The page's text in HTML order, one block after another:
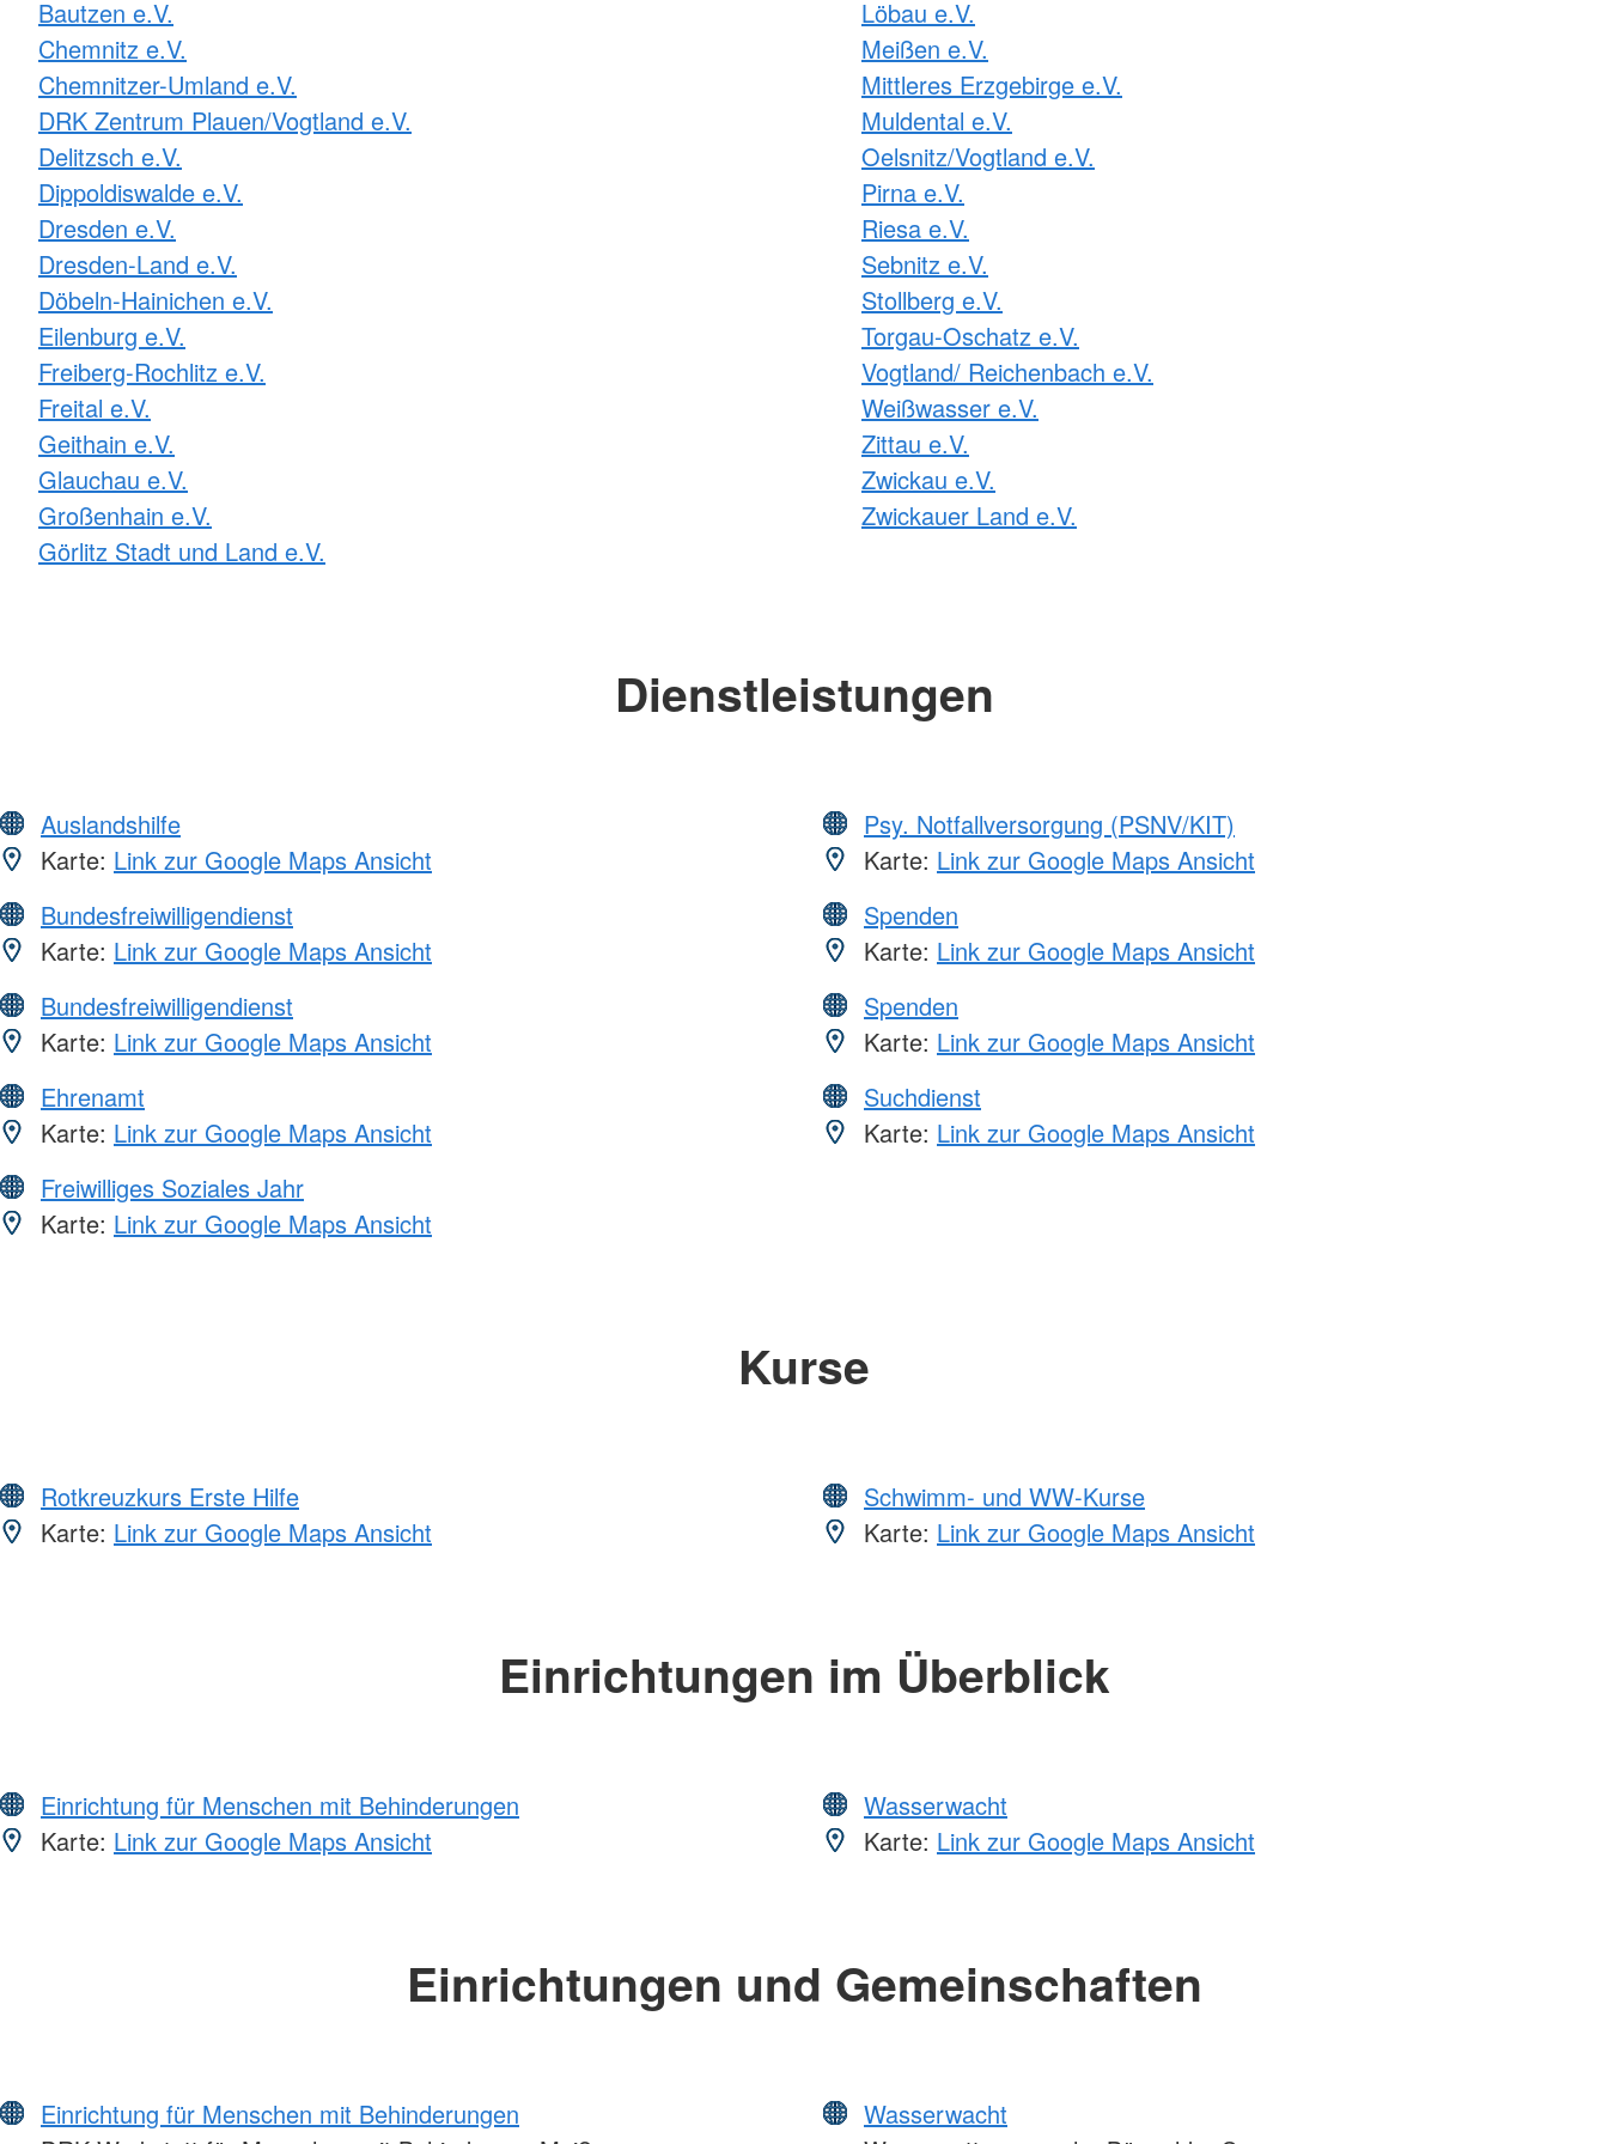
Bautzen e.V.
Chemnitz e.V.
Chemnitzer-Umland e.V.
DRK Zentrum Plauen/Vogtland e.V.
Delitzsch e.V.
Dippoldiswalde e.V.
Dresden e.V.
Dresden-Land e.V.
Döbeln-Hainichen e.V.
Eilenburg e.V.
Freiberg-Rochlitz e.V.
Freital e.V.
Geithain e.V.
Glauchau e.V.
Großenhain e.V.
Görlitz Stadt und Land e.V.
Löbau e.V.
Meißen e.V.
Mittleres Erzgebirge e.V.
Muldental e.V.
Oelsnitz/Vogtland e.V.
Pirna e.V.
Riesa e.V.
Sebnitz e.V.
Stollberg e.V.
Torgau-Oschatz e.V.
Vogtland/ Reichenbach e.V.
Weißwasser e.V.
Zittau e.V.
Zwickau e.V.
Zwickauer Land e.V.
Dienstleistungen
Auslandshilfe
Karte: Link zur Google Maps Ansicht
Bundesfreiwilligendienst
Karte: Link zur Google Maps Ansicht
Bundesfreiwilligendienst
Karte: Link zur Google Maps Ansicht
Ehrenamt
Karte: Link zur Google Maps Ansicht
Freiwilliges Soziales Jahr
Karte: Link zur Google Maps Ansicht
Psy. Notfallversorgung (PSNV/KIT)
Karte: Link zur Google Maps Ansicht
Spenden
Karte: Link zur Google Maps Ansicht
Spenden
Karte: Link zur Google Maps Ansicht
Suchdienst
Karte: Link zur Google Maps Ansicht
Kurse
Rotkreuzkurs Erste Hilfe
Karte: Link zur Google Maps Ansicht
Schwimm- und WW-Kurse
Karte: Link zur Google Maps Ansicht
Einrichtungen im Überblick
Einrichtung für Menschen mit Behinderungen
Karte: Link zur Google Maps Ansicht
Wasserwacht
Karte: Link zur Google Maps Ansicht
Einrichtungen und Gemeinschaften
Einrichtung für Menschen mit Behinderungen
Wasserwacht